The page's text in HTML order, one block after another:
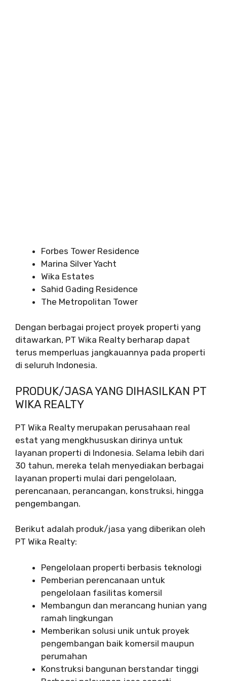
Forbes Tower Residence
Marina Silver Yacht
Wika Estates
Sahid Gading Residence
The Metropolitan Tower
Dengan berbagai project proyek properti yang
ditawarkan, PT Wika Realty berharap dapat
terus memperluas jangkauannya pada properti
di seluruh Indonesia.
PRODUK/JASA YANG DIHASILKAN PT
WIKA REALTY
PT Wika Realty merupakan perusahaan real
estat yang mengkhususkan dirinya untuk
layanan properti di Indonesia. Selama lebih dari
30 tahun, mereka telah menyediakan berbagai
layanan properti mulai dari pengelolaan,
perencanaan, perancangan, konstruksi, hingga
pengembangan.
Berikut adalah produk/jasa yang diberikan oleh
PT Wika Realty:
Pengelolaan properti berbasis teknologi
Pemberian perencanaan untuk
pengelolaan fasilitas komersil
Membangun dan merancang hunian yang
ramah lingkungan
Memberikan solusi unik untuk proyek
pengembangan baik komersil maupun
perumahan
Konstruksi bangunan berstandar tinggi